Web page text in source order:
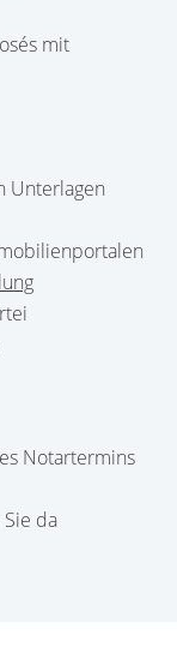
mit
Unterlagen
Notartermins
da